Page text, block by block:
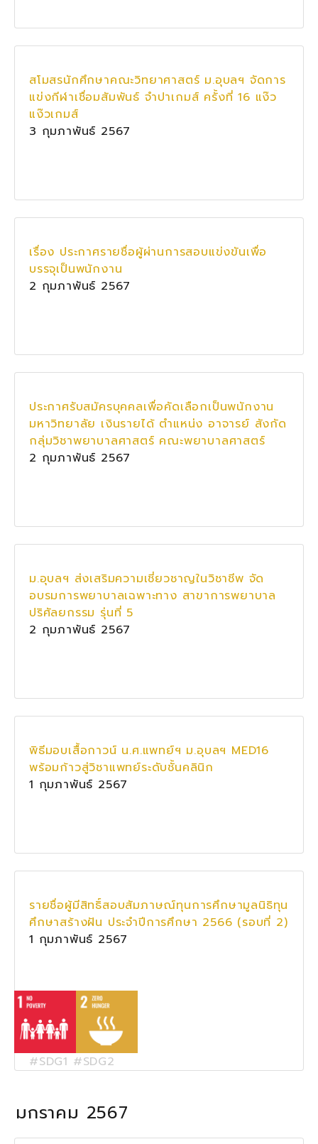
สโมสรนักศึกษาคณะวิทยาศาสตร์ ม.อุบลฯ จัดการ
แข่งกีฬาเชื่อมสัมพันธ์ จำปาเกมส์ ครั้งที่ 16 แง๊ว
แง๊วเกมส์
3 กุมภาพันธ์ 2567
เรื่อง ประกาศรายชื่อผู้ผ่านการสอบแข่งขันเพื่อ
บรรจุเป็นพนักงาน
2 กุมภาพันธ์ 2567
ประกาศรับสมัครบุคคลเพื่อคัดเลือกเป็นพนักงาน
มหาวิทยาลัย เงินรายได้ ตำแหน่ง อาจารย์ สังกัด
กลุ่มวิชาพยาบาลศาสตร์ คณะพยาบาลศาสตร์
2 กุมภาพันธ์ 2567
ม.อุบลฯ ส่งเสริมความเชี่ยวชาญในวิชาชีพ จัด
อบรมการพยาบาลเฉพาะทาง สาขาการพยาบาล
ปริศัลยกรรม รุ่นที่ 5
2 กุมภาพันธ์ 2567
พิธีมอบเสื้อกาวน์ น.ศ.แพทย์ฯ ม.อุบลฯ MED16
พร้อมก้าวสู่วิชาแพทย์ระดับชั้นคลินิก
1 กุมภาพันธ์ 2567
รายชื่อผู้มีสิทธิ์สอบสัมภาษณ์ทุนการศึกษามูลนิธิทุน
ศึกษาสร้างฝัน ประจำปีการศึกษา 2566 (รอบที่ 2)
1 กุมภาพันธ์ 2567
#SDG1 #SDG2
มกราคม 2567